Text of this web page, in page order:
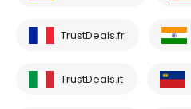
TrustDeals.fr
TrustDeals.it